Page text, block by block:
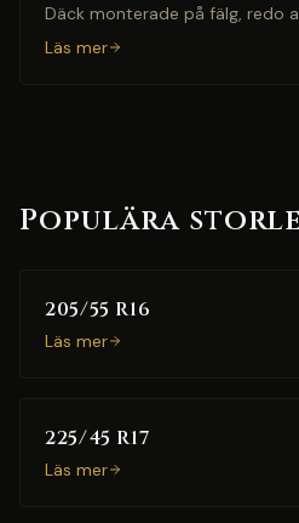
Däck monterade på fälg, redo
Läs mer
Populära
205/55 R16
Läs mer
225/45 R17
Läs mer